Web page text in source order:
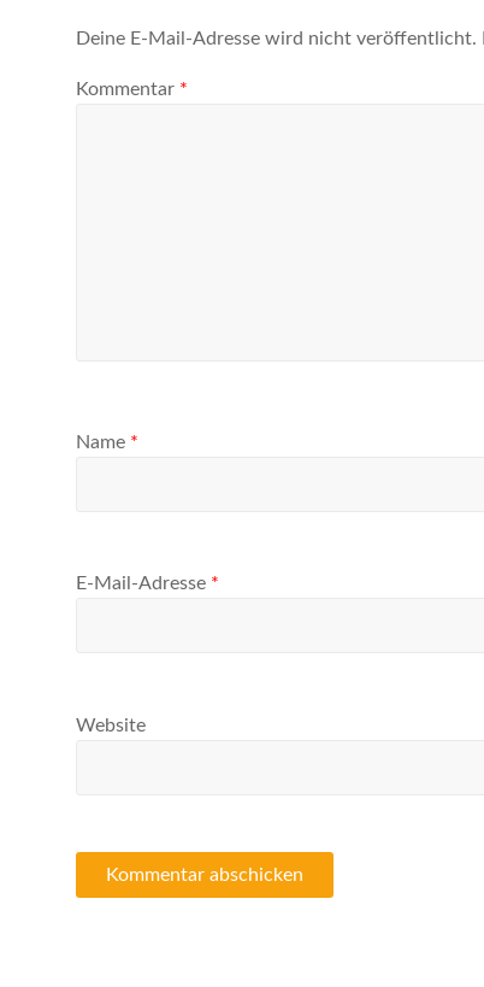
Deine E-Mail-Adresse wird nicht veröffentlicht.
Kommentar *
Name *
E-Mail-Adresse *
Website